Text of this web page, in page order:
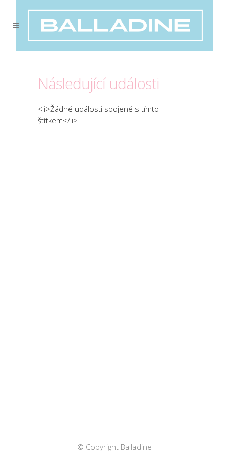
Následující události
<li>Žádné události spojené s tímto
štítkem</li>
© Copyright Balladine